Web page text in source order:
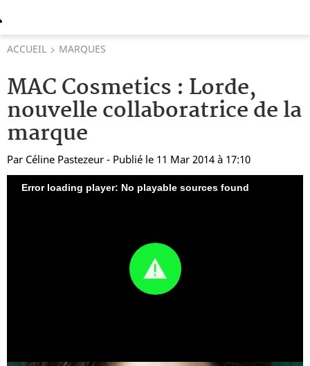
ACCUEIL MARQUES
MAC Cosmetics : Lorde,
nouvelle collaboratrice de la
marque
Par Céline Pastezeur - Publié le 11 Mar 2014 à 17:10
Error loading player: No playable sources found